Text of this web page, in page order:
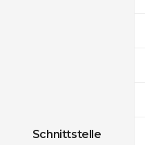
Schnittstelle